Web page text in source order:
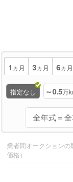
1 ヵ月 3ヵ月 6ヵ月
指定なし ～0.5万
業者間オークション
価格）